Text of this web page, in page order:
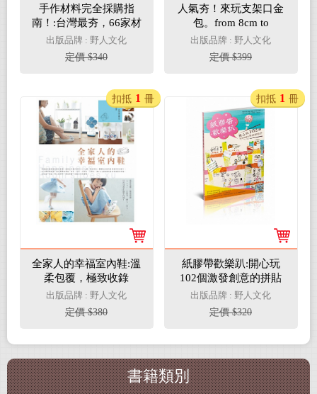
手作材料完全採購指
南！:台灣最夯，66家材
料店×夢幻雜貨屋×手作
人制作所，絕不私藏大
公開！
出版品牌 : 野人文化
定價 $340
人氣夯！來玩支架口金
包。from 8cm to
35cm，32款獨家設計
╳43種配色口金包，首
次發表
出版品牌 : 野人文化
定價 $399
全家人的幸福室內鞋:溫
柔包覆，極致收錄
Baby．小朋友．戀人．
家人．OL的30款手感室
內鞋！
出版品牌 : 野人文化
定價 $380
扣抵 1 冊
紙膠帶歡樂趴:開心玩
102個激發創意的拼貼
好點子
出版品牌 : 野人文化
定價 $320
扣抵 1 冊
書籍類別